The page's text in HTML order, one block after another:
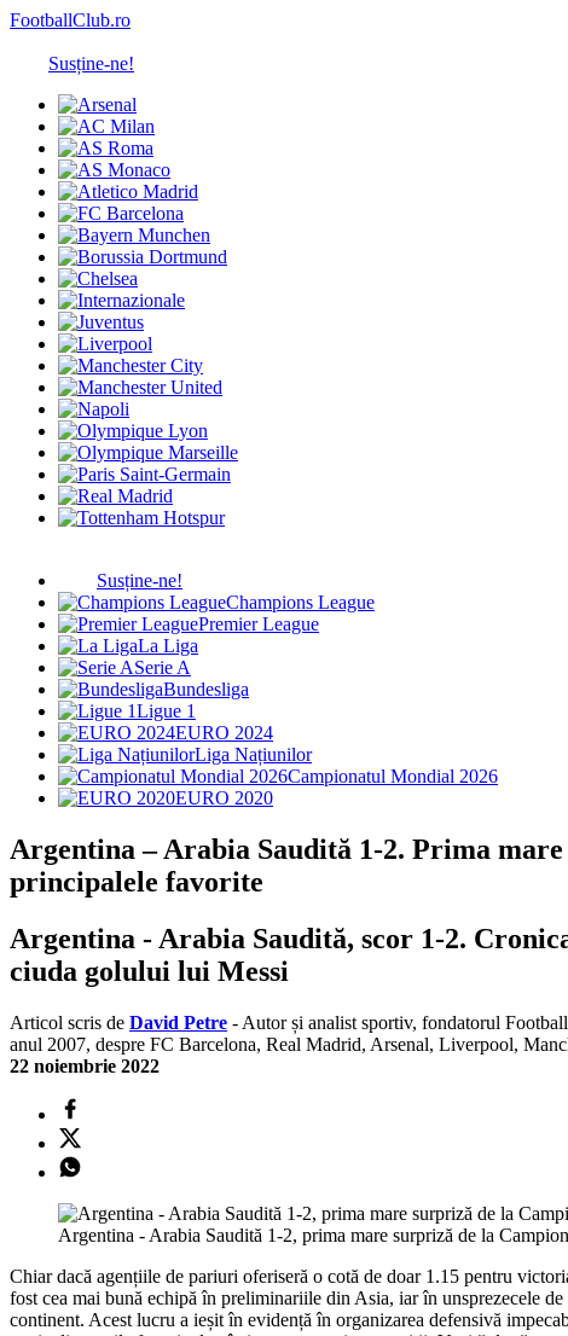
FootballClub.ro
Susține-ne!
Susține-ne!
Champions League
Premier League
La Liga
Serie A
Bundesliga
Ligue 1
EURO 2024
Liga Națiunilor
Campionatul Mondial 2026
EURO 2020
Argentina – Arabia Saudită 1-2. Prima
principalele favorite
Argentina - Arabia Saudită, scor 1-2.
ciuda golului lui Messi
Articol scris de David Petre - Autor și analist sportiv, fondatorul
anul 2007, despre FC Barcelona, Real Madrid, Arsenal, Liverpool,
22 noiembrie 2022
Argentina - Arabia Saudită 1-2, prima mare surpriză de la
Chiar dacă agențiile de pariuri oferiseră o cotă de doar 1.15 pentru
fost cea mai bună echipă în preliminariile din Asia, iar în unsprezecele
continent. Acest lucru a ieșit în evidență în organizarea defensivă